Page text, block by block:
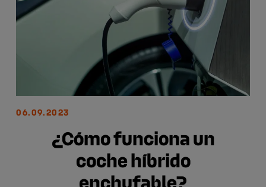
06.09.2023
¿Cómo funciona un
coche híbrido
enchufable?